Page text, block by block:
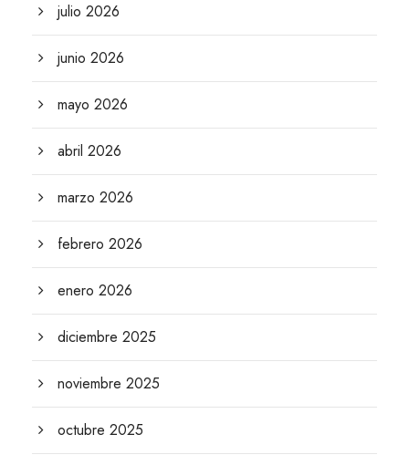
julio 2026
junio 2026
mayo 2026
abril 2026
marzo 2026
febrero 2026
enero 2026
diciembre 2025
noviembre 2025
octubre 2025